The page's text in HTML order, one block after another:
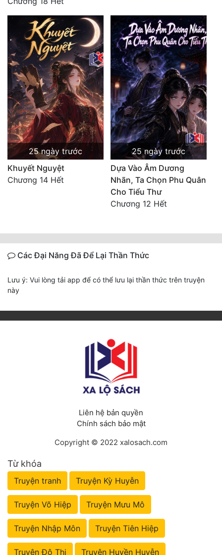
25 ngày trước
Khuyết Nguyệt
Chương 14 Hết
25 ngày trước
Dựa Vào Âm Dương
Nhãn, Ta Chọn Phu Quân
Cho Tiểu Thư
Chương 12 Hết
Các Đại Năng Đã Để Lại Thần Thức
Lưu ý: Vui lòng tải app để có thể lưu lại thần thức trên truyện
này
Liên hệ bản quyền
Chính sách bảo mật
Copyright © 2022 xalosach.com
Từ khóa
Truyện tranh Truyện Kỳ Huyễn
Truyện Võ Hiệp Truyện Mưu Mô
Truyện Nhập Môn Truyện Tiên Hiệp
Truyện Đô Thị Truyện Huyền Huyễn